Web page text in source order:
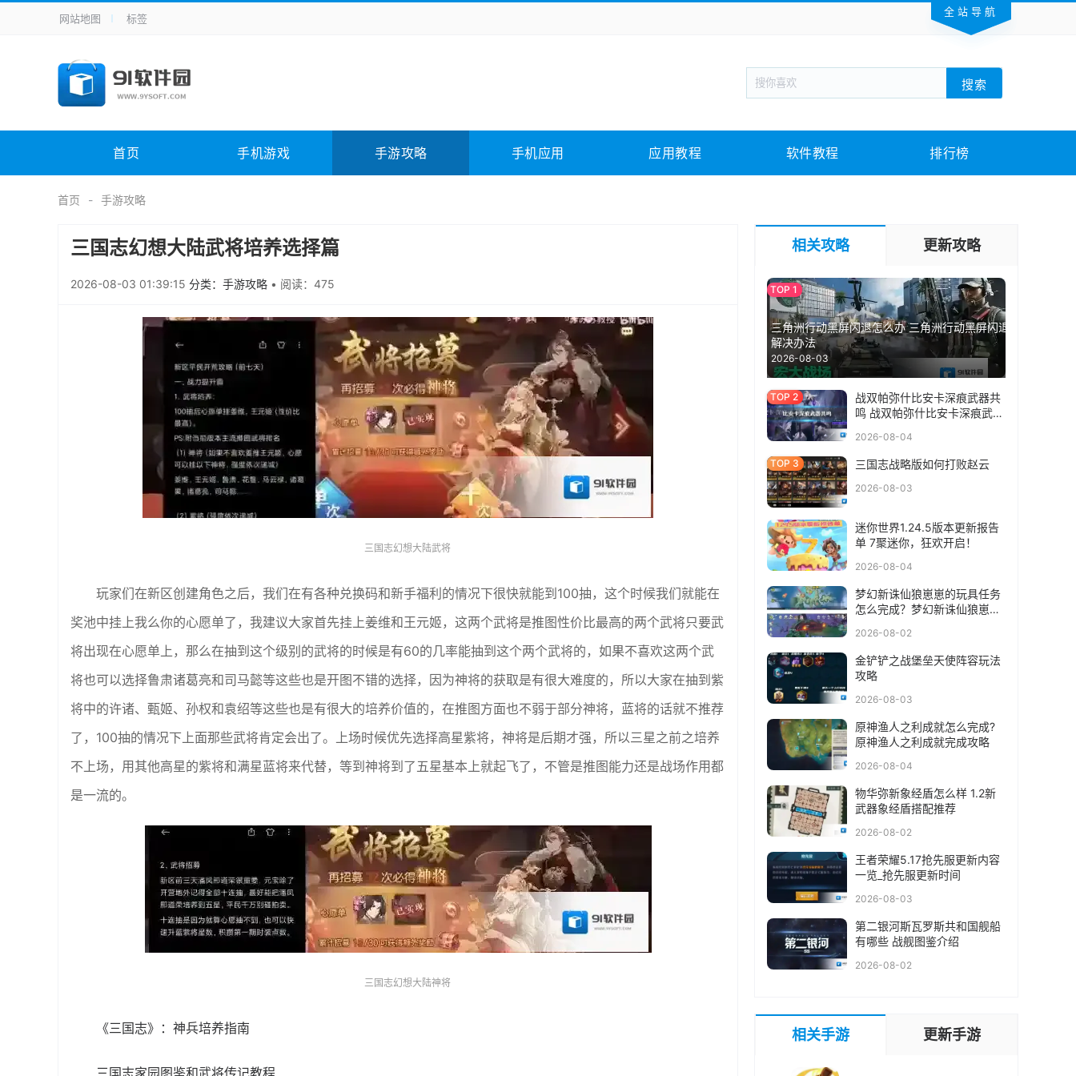
手机应用 新闻阅读 旅游出行 生活实用
手机游戏 H5游戏 回合网游 战棋游戏 枪战射击
电脑软件 其它类别 图形软件 安全相关 应用软件 影音软件 插件下载 教育教学 游戏娱乐 系统软件 素材下载
未分类 综合其它
全站导航
网站地图 标签
搜索
首页 手机游戏 手游攻略 手机应用 应用教程 软件教程 排行榜
首页 手游攻略
三国志幻想大陆武将培养选择篇
2026-08-03 01:39:15 分类：手游攻略 • 阅读：475
三国志幻想大陆武将
玩家们在新区创建角色之后，我们在有各种兑换码和新手福利的情况下很快就能到100抽，这个时候我们就能在
奖池中挂上我么你的心愿单了，我建议大家首先挂上姜维和王元姬，这两个武将是推图性价比最高的两个武将只要武
将出现在心愿单上，那么在抽到这个级别的武将的时候是有60的几率能抽到这个两个武将的，如果不喜欢这两个武
将也可以选择鲁肃诸葛亮和司马懿等这些也是开图不错的选择，因为神将的获取是有很大难度的，所以大家在抽到紫
将中的许诸、甄姬、孙权和袁绍等这些也是有很大的培养价值的，在推图方面也不弱于部分神将，蓝将的话就不推荐
了，100抽的情况下上面那些武将肯定会出了。上场时候优先选择高星紫将，神将是后期才强，所以三星之前之培养
不上场，用其他高星的紫将和满星蓝将来代替，等到神将到了五星基本上就起飞了，不管是推图能力还是战场作用都
是一流的。
三国志幻想大陆神将
《三国志》：神兵培养指南
三国志家园图鉴和武将传记教程
相关攻略 更新攻略
三角洲行动黑屏闪退怎么办 三角洲行动黑屏闪退
解决办法
2026-08-03
战双帕弥什比安卡深痕武器共
鸣 战双帕弥什比安卡深痕武器
2026-08-04
三国志战略版如何打败赵云
2026-08-03
迷你世界1.24.5版本更新报告
单 7聚迷你，狂欢开启！
2026-08-04
梦幻新诛仙狼崽崽的玩具任务
怎么完成？梦幻新诛仙狼崽崽
2026-08-02
金铲铲之战堡垒天使阵容玩法
攻略
2026-08-03
原神渔人之利成就怎么完成?
原神渔人之利成就完成攻略
2026-08-04
物华弥新象经盾怎么样 1.2新
武器象经盾搭配推荐
2026-08-02
王者荣耀5.17抢先服更新内容
一览_抢先服更新时间
2026-08-03
第二银河斯瓦罗斯共和国舰船
有哪些 战舰图鉴介绍
2026-08-02
相关手游 更新手游